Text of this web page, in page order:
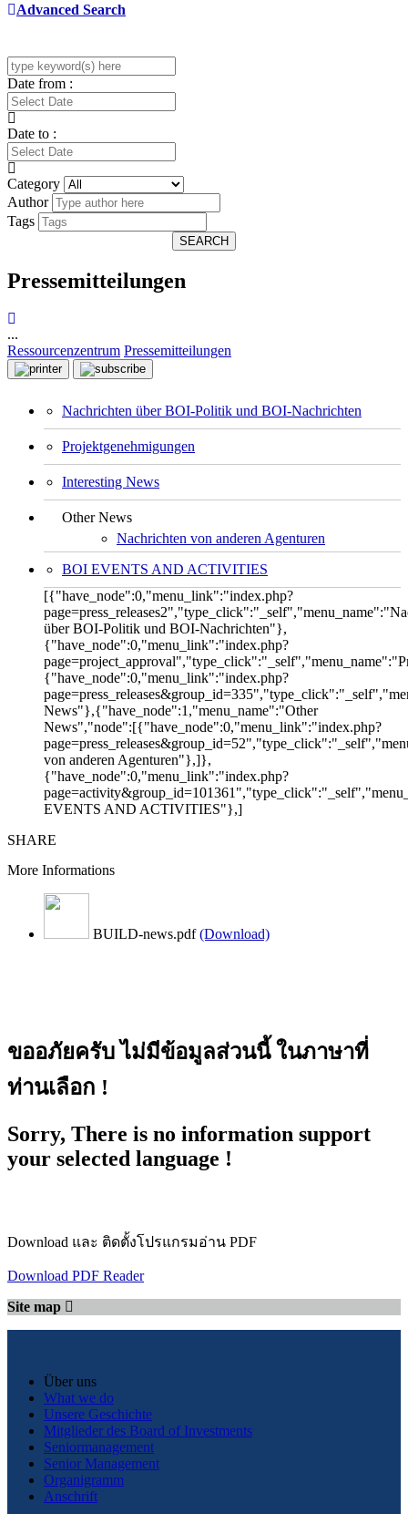
Advanced Search
Date from :
Date to :
Category
Author
Tags
SEARCH
Pressemitteilungen
...
Ressourcenzentrum Pressemitteilungen
Nachrichten über BOI-Politik und BOI-Nachrichten
Projektgenehmigungen
Interesting News
Other News
Nachrichten von anderen Agenturen
BOI EVENTS AND ACTIVITIES
[{"have_node":0,"menu_link":"index.php?
über BOI-Politik und BOI-Nachrichten"},
{"have_node":0,"menu_link":"index.php?
{"have_node":0,"menu_link":"index.php?
News"},{"have_node":1,"menu_name":"Other
News","node":[{"have_node":0,"menu_link":"index.php?
von anderen Agenturen"},]},
{"have_node":0,"menu_link":"index.php?
EVENTS AND ACTIVITIES"},]
SHARE
More Informations
BUILD-news.pdf (Download)
ขออภัยครับ ไม่มีข้อมูลส่วนนี้ ในภาษาที่
ท่านเลือก !
Sorry, There is no information support
your selected language !
Download และ ติดตั้งโปรแกรมอ่าน PDF
Download PDF Reader
Site map
Über uns
What we do
Unsere Geschichte
Mitglieder des Board of Investments
Seniormanagement
Senior Management
Organigramm
Anschrift